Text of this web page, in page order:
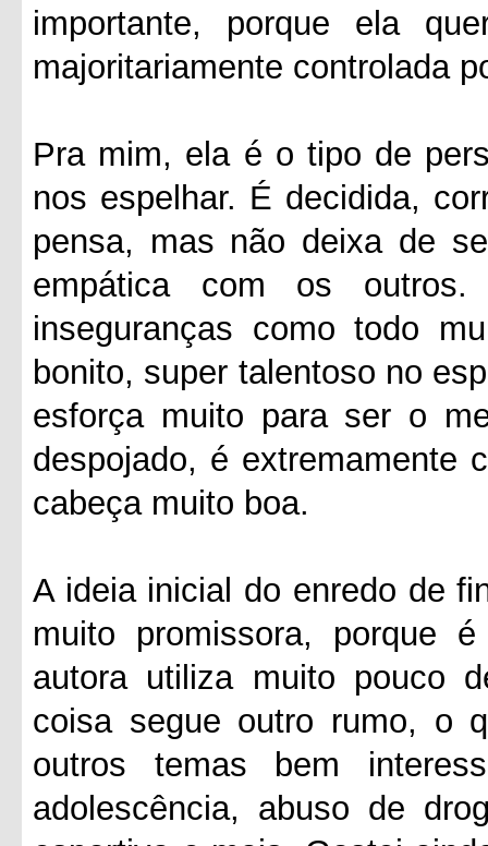
importante, porque ela
majoritariamente controlada
Pra mim, ela é o tipo de
nos espelhar. É decidida,
pensa, mas não deixa de
empática com os
inseguranças como todo
bonito, super talentoso no
esforça muito para ser o
despojado, é extremamente
cabeça muito boa.
A ideia inicial do enredo de
muito promissora, porque
autora utiliza muito pouco
coisa segue outro rumo, o
outros temas bem
adolescência, abuso de